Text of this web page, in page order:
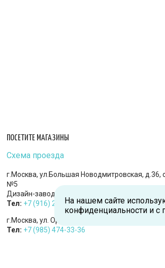
ПОСЕТИТЕ МАГАЗИНЫ
Схема проезда
г.Москва, ул.Большая Новодмитровская, д.36,
№5
Дизайн-завод «FLACON»
Тел: +7 (916) 215-94-95
г.Москва, ул. Орджоникидзе, д.9, к.1
Тел: +7 (985) 474-33-36
На нашем сайте
конфиденциальности и